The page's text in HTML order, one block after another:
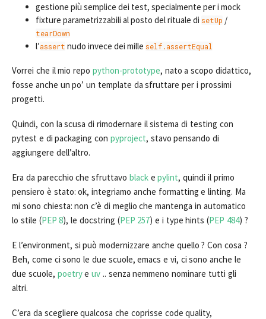
gestione più semplice dei test, specialmente per i mock
fixture parametrizzabili al posto del rituale di setUp /
tearDown
l’assert nudo invece dei mille self.assertEqual
Vorrei che il mio repo python-prototype, nato a scopo didattico,
fosse anche un po’ un template da sfruttare per i prossimi
progetti.
Quindi, con la scusa di rimodernare il sistema di testing con
pytest e di packaging con pyproject, stavo pensando di
aggiungere dell’altro.
Era da parecchio che sfruttavo blackepylint, quindi il primo
pensiero è stato: ok, integriamo anche formatting e linting. Ma
mi sono chiesta: non c’è di meglio che mantenga in automatico
lo stile (PEP 8), le docstring (PEP 257) e i type hints (PEP 484) ?
E l’environment, si può modernizzare anche quello ? Con cosa ?
Beh, come ci sono le due scuole, emacs e vi, ci sono anche le
due scuole, poetrye uv .. senza nemmeno nominare tutti gli
altri.
C’era da scegliere qualcosa che coprisse code quality,